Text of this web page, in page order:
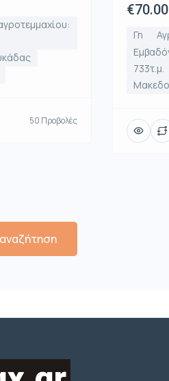
50 Προβολές
Γη
733τ.μ.